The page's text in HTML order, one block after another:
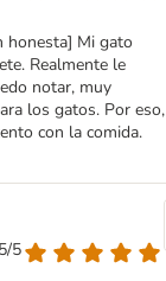
honesta] Mi gato
Realmente le
notar, muy
los gatos. Por eso,
con la comida.
5